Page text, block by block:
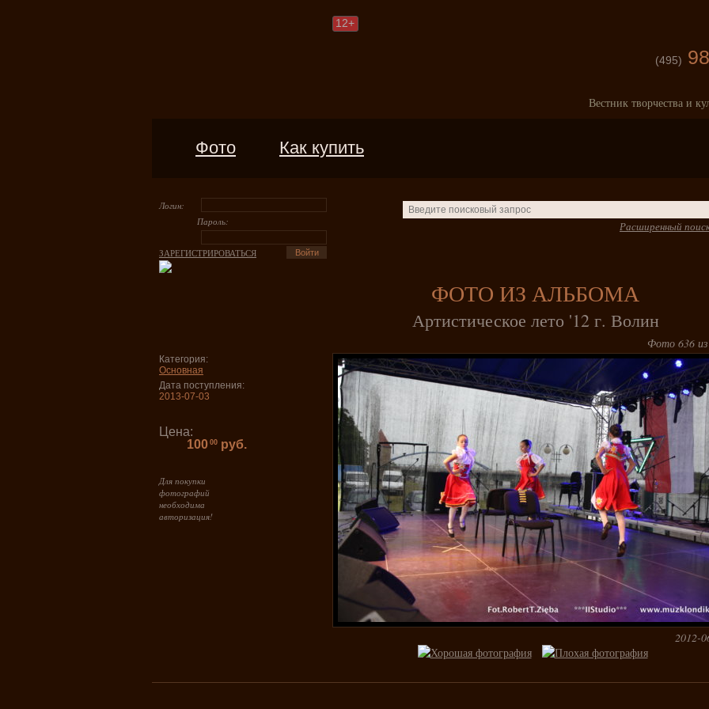
12+
(495)
Вестник творчества и
Фото Как купить
Логин:
Пароль:
ЗАРЕГИСТРИРОВАТЬСЯ
Расширенный
ФОТО ИЗ АЛЬБОМА
Артистическое лето '12 г. Волин
Категория:
Основная
Дата поступления:
2013-07-03
Цена:
100 00 руб.
Для покупки
фотографий
необходима
авторизация!
Фото 636
2012-